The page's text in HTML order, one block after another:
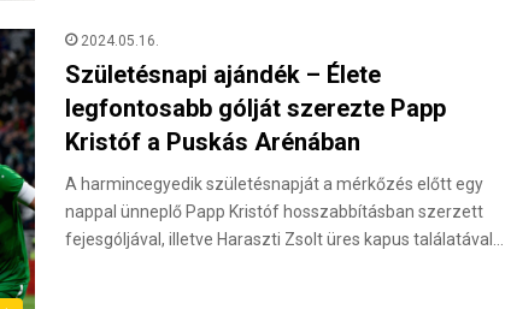
2024.05.16.
Születésnapi ajándék – Élete
legfontosabb gólját szerezte Papp
Kristóf a Puskás Arénában
A harmincegyedik születésnapját a mérkőzés előtt egy
nappal ünneplő Papp Kristóf hosszabbításban szerzett
fejesgóljával, illetve Haraszti Zsolt üres kapus találatával…